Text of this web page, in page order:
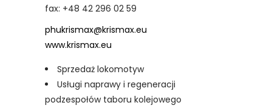
fax: +48 42 296 02 59
phukrismax@krismax.eu
www.krismax.eu
Sprzedaż lokomotyw
Usługi naprawy i regeneracji
podzespołów taboru kolejowego